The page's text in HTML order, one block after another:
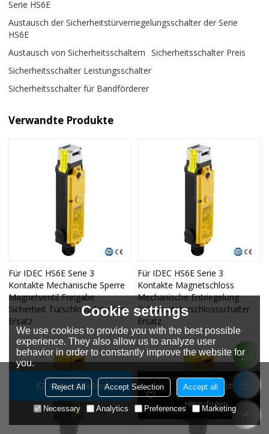
Kontakt Sofort
Zur Wunschliste
Hinzufügen
Serie HS6E
Austausch der Sicherheitstürverriegelungsschalter der Serie
HS6E
Austausch von Sicherheitsschaltern
Sicherheitsschalter Preis
Sicherheitsschalter Leistungsschalter
Sicherheitsschalter für Bandförderer
Verwandte Produkte
Für IDEC HS6E Serie 3
Kontakte Mechanische Sperre
Magnetventil Freigabe
Sicherheit Türschloss Schalter
Ersatz
Für IDEC HS6E Serie 3
Kontakte Magnetschloss
Mechanische Entriegelung
Sicherheitstürschlossschalter
Ersatz
Cookie settings
We use cookies to provide you with the best possible
experience. They also allow us to analyze user
behavior in order to constantly improve the website for
you.
Reject All Accept Selection Accept all
Necessary Analytics Preferences Marketing